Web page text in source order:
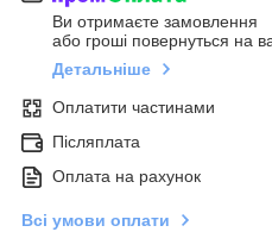
Ви отримаєте замовлення
або гроші повернуться на
Детальніше
Оплатити частинами
Післяплата
Оплата на рахунок
Всі умови оплати